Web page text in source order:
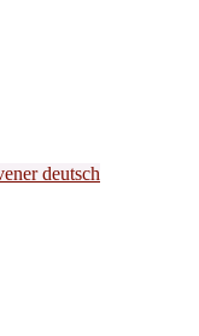
deutsch